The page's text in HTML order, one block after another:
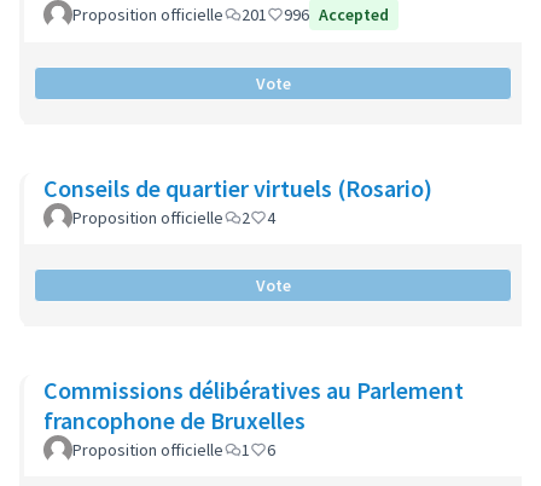
Proposition officielle 201 996 Accepted
Vote
Conseils de quartier virtuels (Rosario)
Proposition officielle 2 4
Vote
Commissions délibératives au Parlement
francophone de Bruxelles
Proposition officielle 1 6